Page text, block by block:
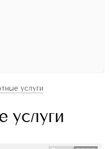
услуги
услуги